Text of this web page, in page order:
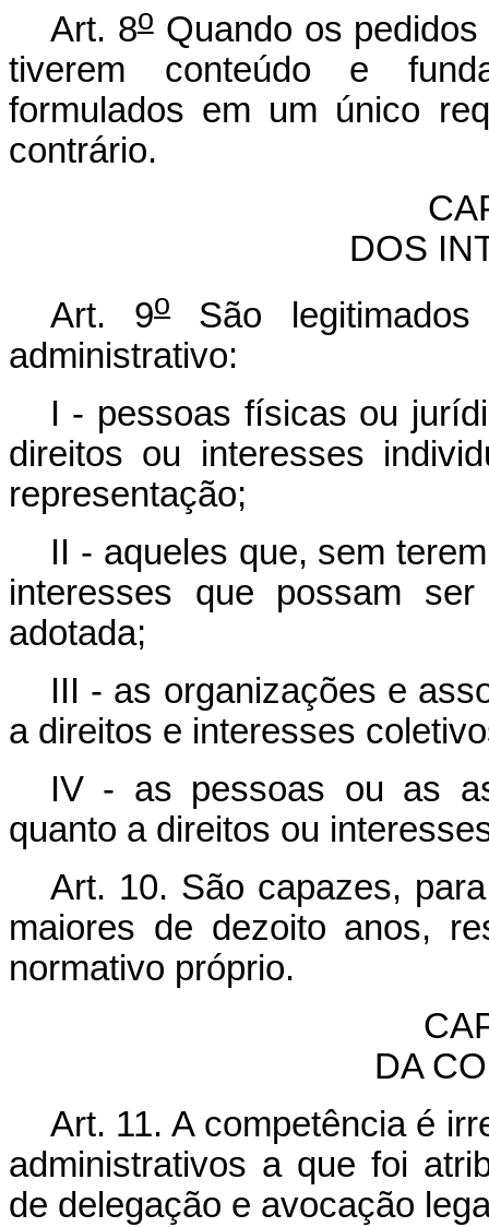
Art. 8oQuando os pedidos
tiverem conteúdo e
formulados em um único
contrário.
DOS
Art. 9oSão legitimados
administrativo:
I - pessoas físicas ou
direitos ou interesses
representação;
II - aqueles que, sem
interesses que possam
adotada;
III - as organizações e
a direitos e interesses
IV - as pessoas ou as
quanto a direitos ou
Art. 10. São capazes,
maiores de dezoito anos,
normativo próprio.
DA
Art. 11. A competência é
administrativos a que foi
de delegação e avocação